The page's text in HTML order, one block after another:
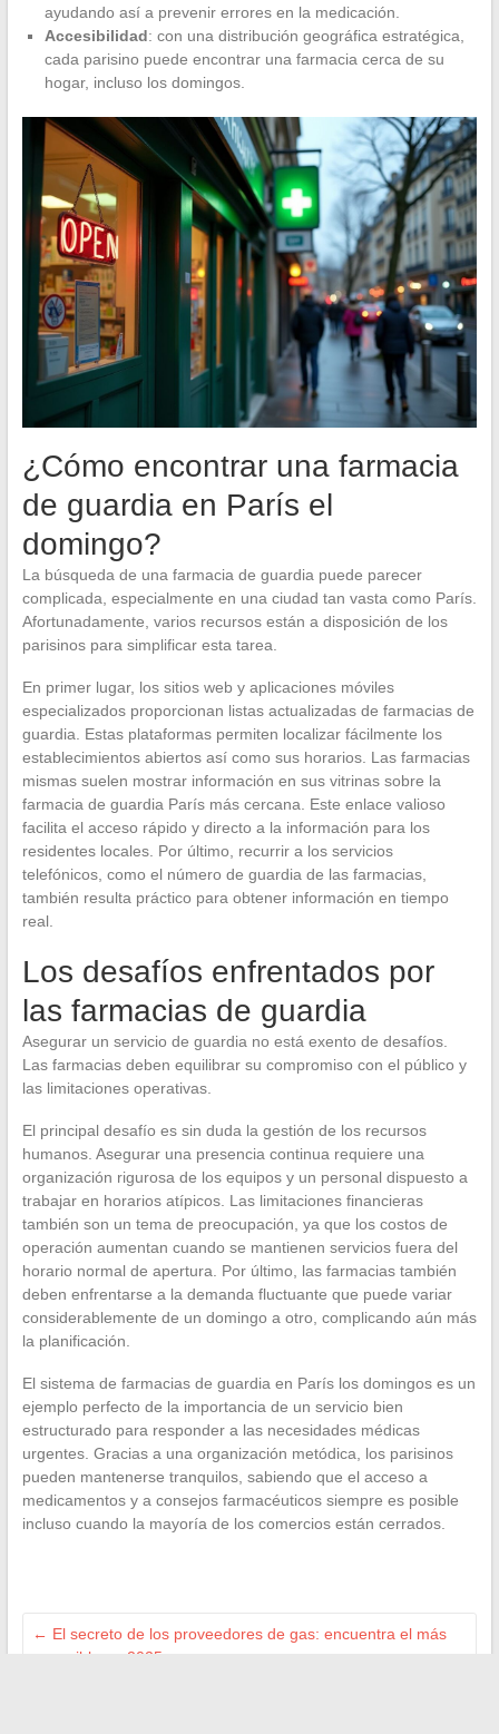
ayudando así a prevenir errores en la medicación.
Accesibilidad: con una distribución geográfica estratégica,
cada parisino puede encontrar una farmacia cerca de su
hogar, incluso los domingos.
¿Cómo encontrar una farmacia
de guardia en París el
domingo?
La búsqueda de una farmacia de guardia puede parecer
complicada, especialmente en una ciudad tan vasta como París.
Afortunadamente, varios recursos están a disposición de los
parisinos para simplificar esta tarea.
En primer lugar, los sitios web y aplicaciones móviles
especializados proporcionan listas actualizadas de farmacias de
guardia. Estas plataformas permiten localizar fácilmente los
establecimientos abiertos así como sus horarios. Las farmacias
mismas suelen mostrar información en sus vitrinas sobre la
farmacia de guardia París más cercana. Este enlace valioso
facilita el acceso rápido y directo a la información para los
residentes locales. Por último, recurrir a los servicios
telefónicos, como el número de guardia de las farmacias,
también resulta práctico para obtener información en tiempo
real.
Los desafíos enfrentados por
las farmacias de guardia
Asegurar un servicio de guardia no está exento de desafíos.
Las farmacias deben equilibrar su compromiso con el público y
las limitaciones operativas.
El principal desafío es sin duda la gestión de los recursos
humanos. Asegurar una presencia continua requiere una
organización rigurosa de los equipos y un personal dispuesto a
trabajar en horarios atípicos. Las limitaciones financieras
también son un tema de preocupación, ya que los costos de
operación aumentan cuando se mantienen servicios fuera del
horario normal de apertura. Por último, las farmacias también
deben enfrentarse a la demanda fluctuante que puede variar
considerablemente de un domingo a otro, complicando aún más
la planificación.
El sistema de farmacias de guardia en París los domingos es un
ejemplo perfecto de la importancia de un servicio bien
estructurado para responder a las necesidades médicas
urgentes. Gracias a una organización metódica, los parisinos
pueden mantenerse tranquilos, sabiendo que el acceso a
medicamentos y a consejos farmacéuticos siempre es posible
incluso cuando la mayoría de los comercios están cerrados.
← El secreto de los proveedores de gas: encuentra el más
asequible en 2025